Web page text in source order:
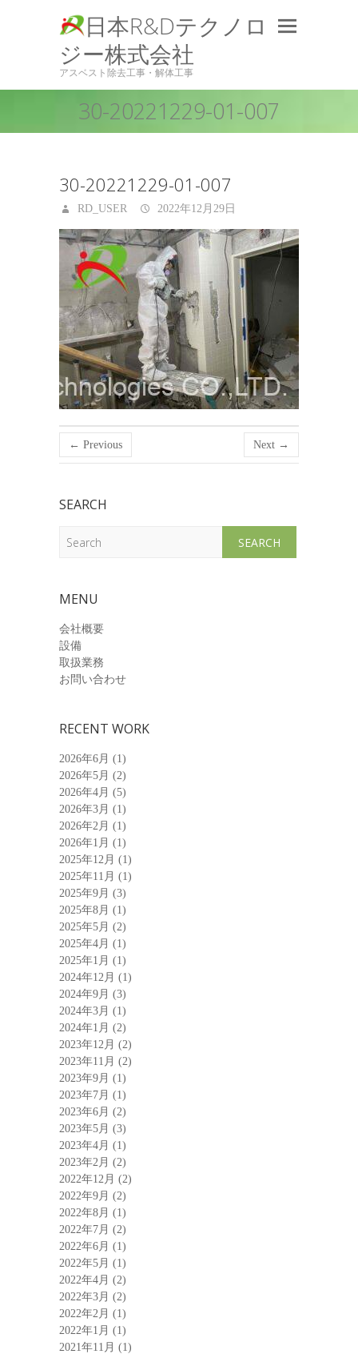
日本R&Dテクノロ
ジー株式会社
アスベスト除去工事・解体工事
30-20221229-01-007
30-20221229-01-007
RD_USER 2022年12月29日
← Previous Next →
SEARCH
MENU
会社概要
設備
取扱業務
お問い合わせ
RECENT WORK
2026年6月 (1)
2026年5月 (2)
2026年4月 (5)
2026年3月 (1)
2026年2月 (1)
2026年1月 (1)
2025年12月 (1)
2025年11月 (1)
2025年9月 (3)
2025年8月 (1)
2025年5月 (2)
2025年4月 (1)
2025年1月 (1)
2024年12月 (1)
2024年9月 (3)
2024年3月 (1)
2024年1月 (2)
2023年12月 (2)
2023年11月 (2)
2023年9月 (1)
2023年7月 (1)
2023年6月 (2)
2023年5月 (3)
2023年4月 (1)
2023年2月 (2)
2022年12月 (2)
2022年9月 (2)
2022年8月 (1)
2022年7月 (2)
2022年6月 (1)
2022年5月 (1)
2022年4月 (2)
2022年3月 (2)
2022年2月 (1)
2022年1月 (1)
2021年11月 (1)